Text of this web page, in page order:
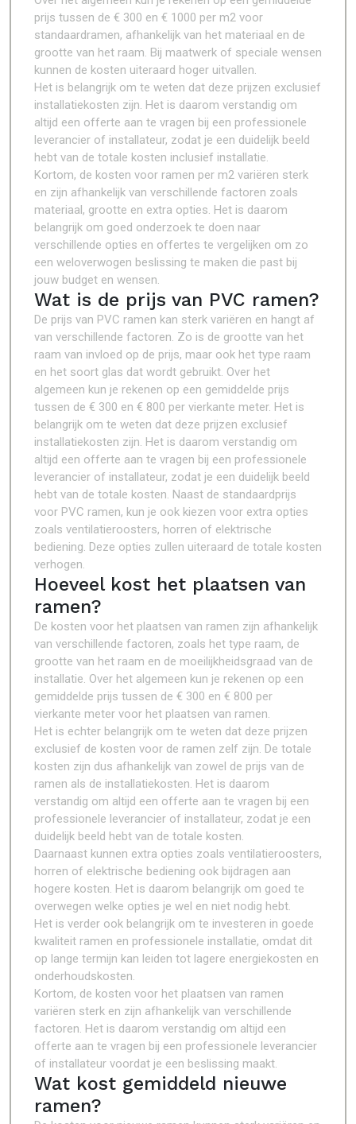
prijs tussen de € 300 en € 1000 per m2 voor
standaardramen, afhankelijk van het materiaal en de
grootte van het raam. Bij maatwerk of speciale wensen
kunnen de kosten uiteraard hoger uitvallen.
Het is belangrijk om te weten dat deze prijzen exclusief
installatiekosten zijn. Het is daarom verstandig om
altijd een offerte aan te vragen bij een professionele
leverancier of installateur, zodat je een duidelijk beeld
hebt van de totale kosten inclusief installatie.
Kortom, de kosten voor ramen per m2 variëren sterk
en zijn afhankelijk van verschillende factoren zoals
materiaal, grootte en extra opties. Het is daarom
belangrijk om goed onderzoek te doen naar
verschillende opties en offertes te vergelijken om zo
een weloverwogen beslissing te maken die past bij
jouw budget en wensen.
Wat is de prijs van PVC ramen?
De prijs van PVC ramen kan sterk variëren en hangt af
van verschillende factoren. Zo is de grootte van het
raam van invloed op de prijs, maar ook het type raam
en het soort glas dat wordt gebruikt. Over het
algemeen kun je rekenen op een gemiddelde prijs
tussen de € 300 en € 800 per vierkante meter. Het is
belangrijk om te weten dat deze prijzen exclusief
installatiekosten zijn. Het is daarom verstandig om
altijd een offerte aan te vragen bij een professionele
leverancier of installateur, zodat je een duidelijk beeld
hebt van de totale kosten. Naast de standaardprijs
voor PVC ramen, kun je ook kiezen voor extra opties
zoals ventilatieroosters, horren of elektrische
bediening. Deze opties zullen uiteraard de totale kosten
verhogen.
Hoeveel kost het plaatsen van
ramen?
De kosten voor het plaatsen van ramen zijn afhankelijk
van verschillende factoren, zoals het type raam, de
grootte van het raam en de moeilijkheidsgraad van de
installatie. Over het algemeen kun je rekenen op een
gemiddelde prijs tussen de € 300 en € 800 per
vierkante meter voor het plaatsen van ramen.
Het is echter belangrijk om te weten dat deze prijzen
exclusief de kosten voor de ramen zelf zijn. De totale
kosten zijn dus afhankelijk van zowel de prijs van de
ramen als de installatiekosten. Het is daarom
verstandig om altijd een offerte aan te vragen bij een
professionele leverancier of installateur, zodat je een
duidelijk beeld hebt van de totale kosten.
Daarnaast kunnen extra opties zoals ventilatieroosters,
horren of elektrische bediening ook bijdragen aan
hogere kosten. Het is daarom belangrijk om goed te
overwegen welke opties je wel en niet nodig hebt.
Het is verder ook belangrijk om te investeren in goede
kwaliteit ramen en professionele installatie, omdat dit
op lange termijn kan leiden tot lagere energiekosten en
onderhoudskosten.
Kortom, de kosten voor het plaatsen van ramen
variëren sterk en zijn afhankelijk van verschillende
factoren. Het is daarom verstandig om altijd een
offerte aan te vragen bij een professionele leverancier
of installateur voordat je een beslissing maakt.
Wat kost gemiddeld nieuwe
ramen?